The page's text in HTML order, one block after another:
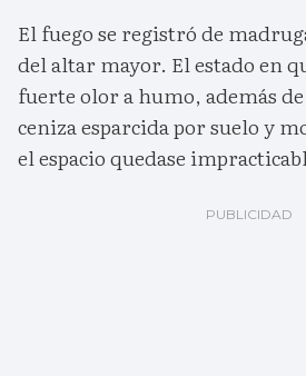
El fuego se registró de
del altar mayor. El estado en
fuerte olor a humo, además
ceniza esparcida por suelo y
el espacio quedase